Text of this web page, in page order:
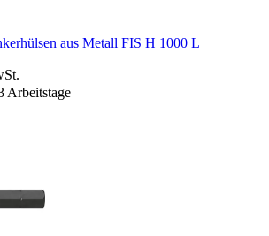
aus Metall FIS H 1000 L
Arbeitstage